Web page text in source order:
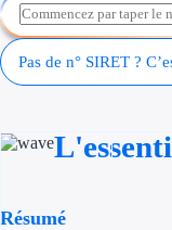
Pas de n° SIRET ?
Résumé